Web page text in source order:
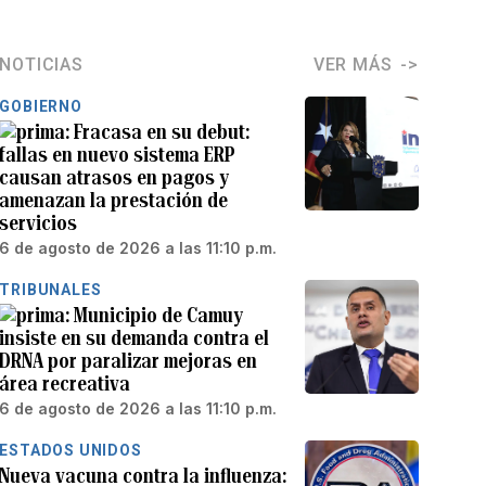
NOTICIAS VER MÁS
GOBIERNO
Fracasa en su debut:
fallas en nuevo sistema ERP
causan atrasos en pagos y
amenazan la prestación de
servicios
6 de agosto de 2026 a las 11:10 p.m.
TRIBUNALES
Municipio de Camuy
insiste en su demanda contra el
DRNA por paralizar mejoras en
área recreativa
6 de agosto de 2026 a las 11:10 p.m.
ESTADOS UNIDOS
Nueva vacuna contra la influenza: